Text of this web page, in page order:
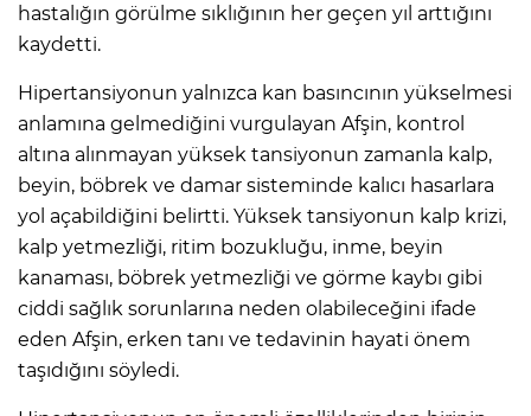
hastalığın görülme sıklığının her geçen yıl arttığını
kaydetti.
Hipertansiyonun yalnızca kan basıncının yükselmesi
anlamına gelmediğini vurgulayan Afşin, kontrol
altına alınmayan yüksek tansiyonun zamanla kalp,
beyin, böbrek ve damar sisteminde kalıcı hasarlara
yol açabildiğini belirtti. Yüksek tansiyonun kalp krizi,
kalp yetmezliği, ritim bozukluğu, inme, beyin
kanaması, böbrek yetmezliği ve görme kaybı gibi
ciddi sağlık sorunlarına neden olabileceğini ifade
eden Afşin, erken tanı ve tedavinin hayati önem
taşıdığını söyledi.